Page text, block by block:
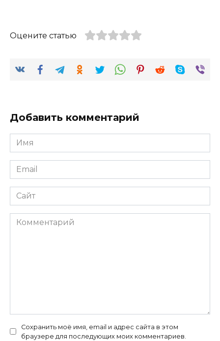
Оцените статью
Добавить комментарий
Имя
*
Email
*
Сайт
Комментарий
Сохранить моё имя, email и адрес сайта в этом
браузере для последующих моих комментариев.